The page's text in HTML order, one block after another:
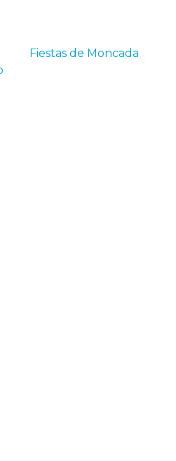
Fiestas de Moncada